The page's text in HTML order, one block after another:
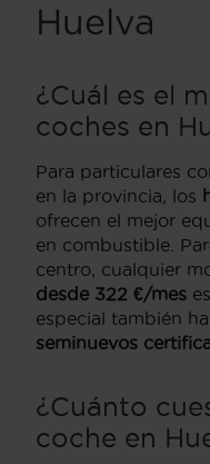
Huelva
¿Cuál es el
coches en
Para particulares
en la provincia, los
ofrecen el mejor
en combustible.
centro, cualquier
desde 322 €/mes
especial también
seminuevos
¿Cuánto
coche en